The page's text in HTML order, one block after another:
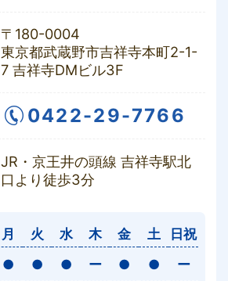
〒180-0004
東京都武蔵野市吉祥寺本町2-1-
7 吉祥寺DMビル3F
0422-29-7766
JR・京王井の頭線 吉祥寺駅北
口より徒歩3分
月 火 水 木 金 土
日祝
● ● ● ー ● ● ー